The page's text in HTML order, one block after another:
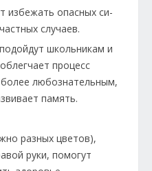
избежать опасных си­
случаев.
школьникам и
процесс
любознательным,
память.
разных цветов),
руки, помогут